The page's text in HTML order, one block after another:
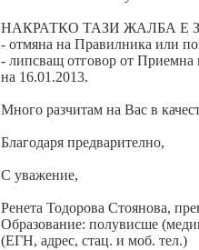
НАКРАТКО ТАЗИ ЖАЛБА Е
- отмяна на Правилника или
- липсващ отговор от
на 16.01.2013.
Много разчитам на Вас в
Благодаря предварително,
С уважение,
Ренета Тодорова Стоянова,
Образование: полувисше
(ЕГН, адрес, стац. и моб. тел.)